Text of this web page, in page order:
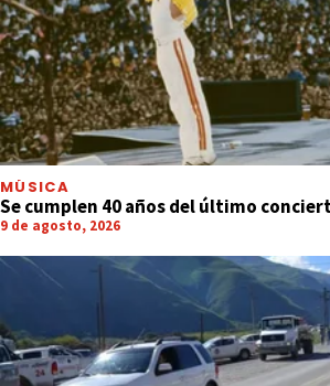
MÚSICA
Se cumplen 40 años del último
9 de agosto, 2026